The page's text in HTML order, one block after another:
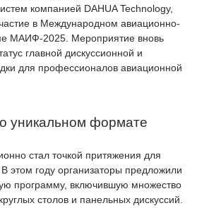
компанией DAHUA Technology,
в Международном авиационно-
МАИФ-2025. Мероприятие вновь
главной дискуссионной и
для профессионалов авиационной
уникальном формате
стал точкой притяжения для
этом году организаторы предложили
программу, включившую множество
столов и панельных дискуссий.